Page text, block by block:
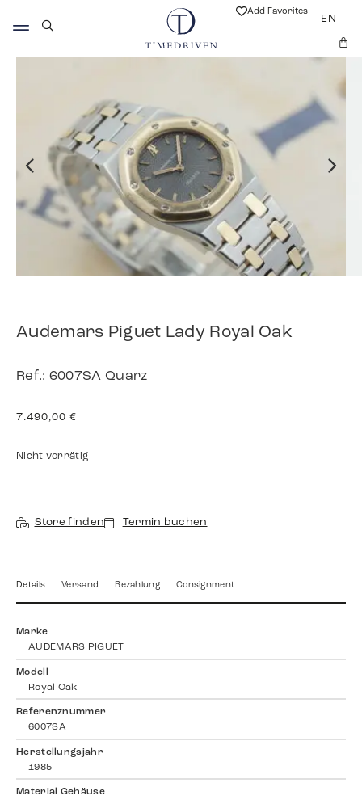
Add Favorites
EN
Audemars Piguet Lady Royal Oak
Ref.: 6007SA Quarz
7.490,00 €
Nicht vorrätig
Store finden Termin buchen
Details Versand Bezahlung Consignment
Marke
AUDEMARS PIGUET
Modell
Royal Oak
Referenznummer
6007SA
Herstellungsjahr
1985
Material Gehäuse